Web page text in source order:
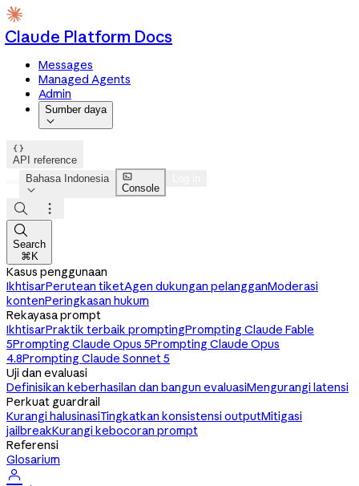
Claude Platform Docs
Messages
Managed Agents
Admin
Sumber daya


API reference
Bahasa Indonesia


Console



Search
⌘K
Kasus penggunaan
IkhtisarPerutean tiketAgen dukungan pelangganModerasi
kontenPeringkasan hukum
Rekayasa prompt
IkhtisarPraktik terbaik promptingPrompting Claude Fable
5Prompting Claude Opus 5Prompting Claude Opus
4.8Prompting Claude Sonnet 5
Uji dan evaluasi
Definisikan keberhasilan dan bangun evaluasiMengurangi latensi
Perkuat guardrail
Kurangi halusinasiTingkatkan konsistensi outputMitigasi
jailbreakKurangi kebocoran prompt
Referensi
Glosarium
